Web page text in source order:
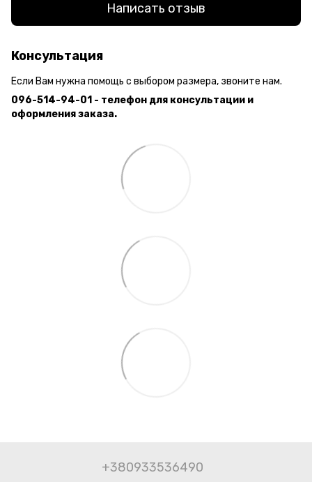
Написать отзыв
Консультация
Если Вам нужна помощь с выбором размера, звоните нам.
096-514-94-01 - телефон для консультации и
оформления заказа.
+380933536490